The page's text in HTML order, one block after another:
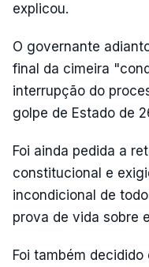
explicou.
O governante
final da cimeira
interrupção do
golpe de Estado de
Foi ainda pedida a
constitucional e
incondicional de
prova de vida sobre
Foi também